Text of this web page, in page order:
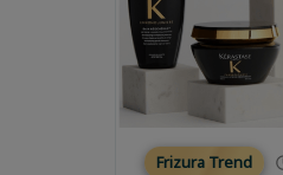
Frizura Trend